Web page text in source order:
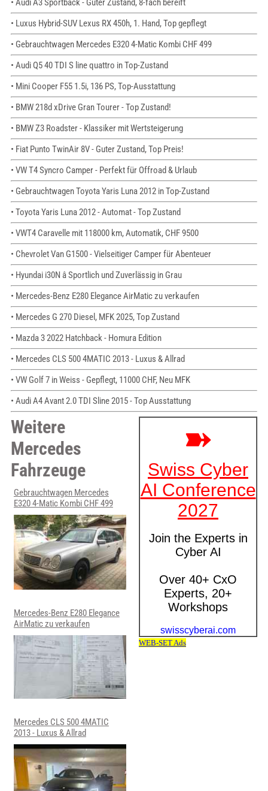
• Audi A3 Sportback - Guter Zustand, 8-fach bereift
• Luxus Hybrid-SUV Lexus RX 450h, 1. Hand, Top gepflegt
• Gebrauchtwagen Mercedes E320 4-Matic Kombi CHF 499
• Audi Q5 40 TDI S line quattro in Top-Zustand
• Mini Cooper F55 1.5i, 136 PS, Top-Ausstattung
• BMW 218d xDrive Gran Tourer - Top Zustand!
• BMW Z3 Roadster - Klassiker mit Wertsteigerung
• Fiat Punto TwinAir 8V - Guter Zustand, Top Preis!
• VW T4 Syncro Camper - Perfekt für Offroad & Urlaub
• Gebrauchtwagen Toyota Yaris Luna 2012 in Top-Zustand
• Toyota Yaris Luna 2012 - Automat - Top Zustand
• VWT4 Caravelle mit 118000 km, Automatik, CHF 9500
• Chevrolet Van G1500 - Vielseitiger Camper für Abenteuer
• Hyundai i30N â Sportlich und Zuverlässig in Grau
• Mercedes-Benz E280 Elegance AirMatic zu verkaufen
• Mercedes G 270 Diesel, MFK 2025, Top Zustand
• Mazda 3 2022 Hatchback - Homura Edition
• Mercedes CLS 500 4MATIC 2013 - Luxus & Allrad
• VW Golf 7 in Weiss - Gepflegt, 11000 CHF, Neu MFK
• Audi A4 Avant 2.0 TDI Sline 2015 - Top Ausstattung
Weitere
Mercedes
Fahrzeuge
Gebrauchtwagen Mercedes
E320 4-Matic Kombi CHF 499
Mercedes-Benz E280 Elegance
AirMatic zu verkaufen
Mercedes CLS 500 4MATIC
2013 - Luxus & Allrad